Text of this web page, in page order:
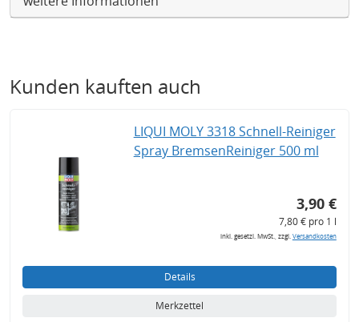
Kunden kauften auch
LIQUI MOLY 3318 Schnell-Reiniger
Spray BremsenReiniger 500 ml
3,90 €
7,80 € pro 1 l
inkl. gesetzl. MwSt., zzgl.Versandkosten
Details
Merkzettel